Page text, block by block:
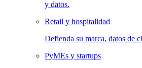
y datos.
Retail y hospitalidad
Defienda su marca, datos de
PyMEs y startups